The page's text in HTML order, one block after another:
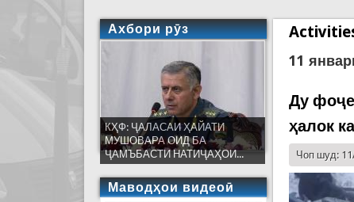
11
Ду
ҳалок
Чоп шуд:
Ахбори рӯз
КҲФ: ҶАЛАСАИ ҲАЙАТИ
МУШОВАРА ОИД БА
ҶАМЪБАСТИ НАТИҶАҲОИ...
Маводҳои видеоӣ